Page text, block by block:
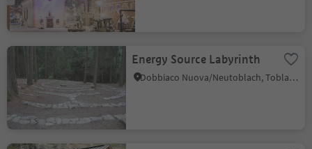
Energy Source Labyrinth
Dobbiaco Nuova/Neutoblach, Toblach/Dobbiaco, Dolomites Region 3 Zinnen